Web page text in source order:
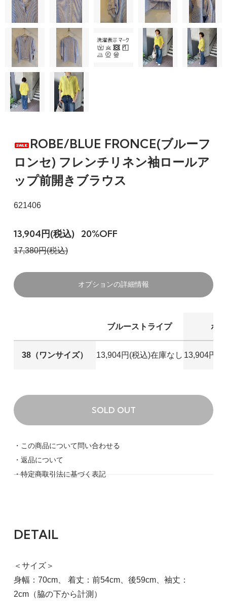
ROBE/BLUE FRONCE(ブルーフ
ロンセ) フレンチリネン袖ロールア
ップ前開きブラウス
621406
13,904円(税込) 20%OFF
17,380円(税込)
オプションの詳細情報
ブルーストライプ ホ
38（ワンサイズ） 13,904円(税込)在庫なし 13,904円(
SOLD OUT
・この商品について問い合わせる
・返品について
・特定商取引法に基づく表記
DETAIL
＜サイズ＞
身幅：70cm、 着丈：前54cm、後59cm、袖丈：
2cm（脇の下から計測）
13,904円(税込)
ホワイト
13,904円(税込)
38（ワンサイズ）
ブルー